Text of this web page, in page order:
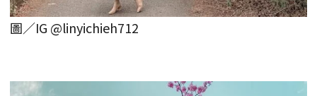
圖／IG @linyichieh712